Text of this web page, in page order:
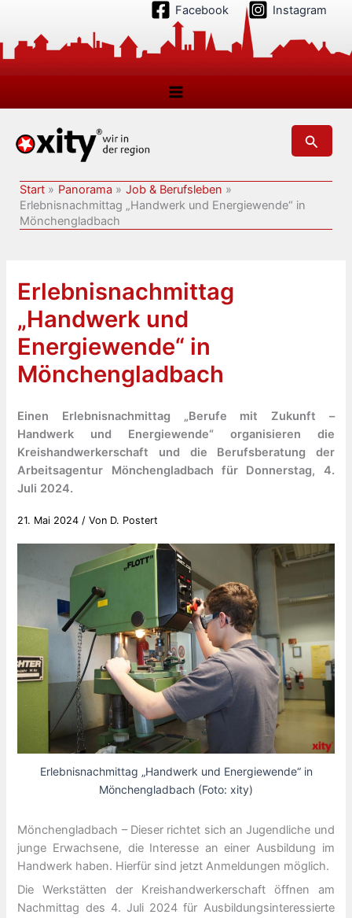
springen
Facebook Instagram
Suchen
Start Panorama
Job & Berufsleben
Erlebnisnachmittag „Handwerk und Energiewende“ in
Mönchengladbach
Erlebnisnachmittag
„Handwerk und
Energiewende“ in
Mönchengladbach
Einen Erlebnisnachmittag „Berufe mit Zukunft –
Handwerk und Energiewende“ organisieren die
Kreishandwerkerschaft und die Berufsberatung der
Arbeitsagentur Mönchengladbach für Donnerstag, 4.
Juli 2024.
21. Mai 2024 / Von D. Postert
Erlebnisnachmittag „Handwerk und Energiewende“ in
Mönchengladbach (Foto: xity)
Mönchengladbach – Dieser richtet sich an Jugendliche und
junge Erwachsene, die Interesse an einer Ausbildung im
Handwerk haben. Hierfür sind jetzt Anmeldungen möglich.
Die Werkstätten der Kreishandwerkerschaft öffnen am
Nachmittag des 4. Juli 2024 für Ausbildungsinteressierte